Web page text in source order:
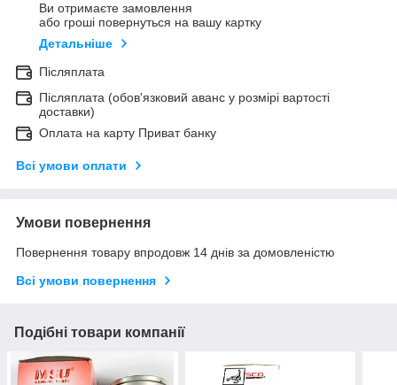
Ви отримаєте замовлення
або гроші повернуться на вашу картку
Детальніше
Післяплата
Післяплата (обов'язковий аванс у розмірі вартості
доставки)
Оплата на карту Приват банку
Всі умови оплати
Умови повернення
Повернення товару впродовж 14 днів за домовленістю
Всі умови повернення
Подібні товари компанії